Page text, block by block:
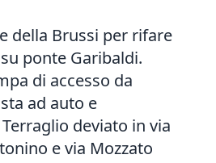
della Brussi per rifare
ponte Garibaldi.
di accesso da
ad auto e
deviato in via
e via Mozzato